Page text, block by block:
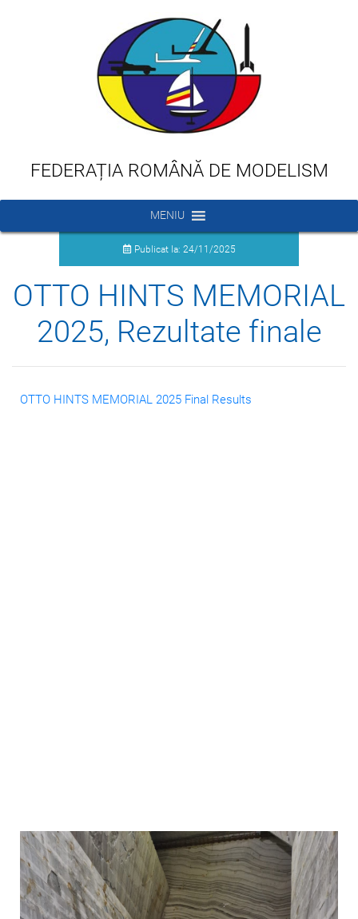
FEDERAȚIA ROMÂNĂ DE MODELISM
MENIU
Publicat la: 24/11/2025
OTTO HINTS MEMORIAL
2025, Rezultate finale
OTTO HINTS MEMORIAL 2025 Final Results